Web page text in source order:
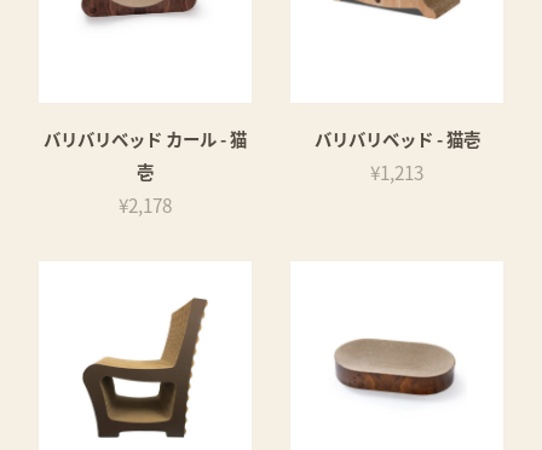
バリバリベッド カール - 猫
壱
¥2,178
バリバリベッド - 猫壱
¥1,213